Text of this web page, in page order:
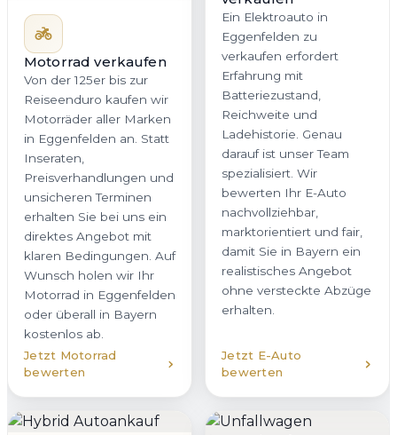
Motorrad verkaufen
Von der 125er bis zur
Reiseenduro kaufen wir
Motorräder aller Marken
in Eggenfelden an. Statt
Inseraten,
Preisverhandlungen und
unsicheren Terminen
erhalten Sie bei uns ein
direktes Angebot mit
klaren Bedingungen. Auf
Wunsch holen wir Ihr
Motorrad in Eggenfelden
oder überall in Bayern
kostenlos ab.
Jetzt Motorrad
bewerten
Ein Elektroauto in
Eggenfelden zu
verkaufen erfordert
Erfahrung mit
Batteriezustand,
Reichweite und
Ladehistorie. Genau
darauf ist unser Team
spezialisiert. Wir
bewerten Ihr E-Auto
nachvollziehbar,
marktorientiert und fair,
damit Sie in Bayern ein
realistisches Angebot
ohne versteckte Abzüge
erhalten.
Jetzt E-Auto
bewerten